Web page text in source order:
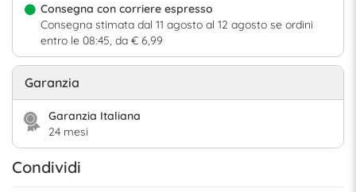
Consegna con corriere espresso
Consegna stimata dal 11 agosto al 12 agosto se ordini
entro le 08:45, da € 6,99
Garanzia
Garanzia Italiana
24 mesi
Condividi